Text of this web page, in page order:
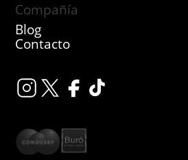
Compañía
Blog
Contacto